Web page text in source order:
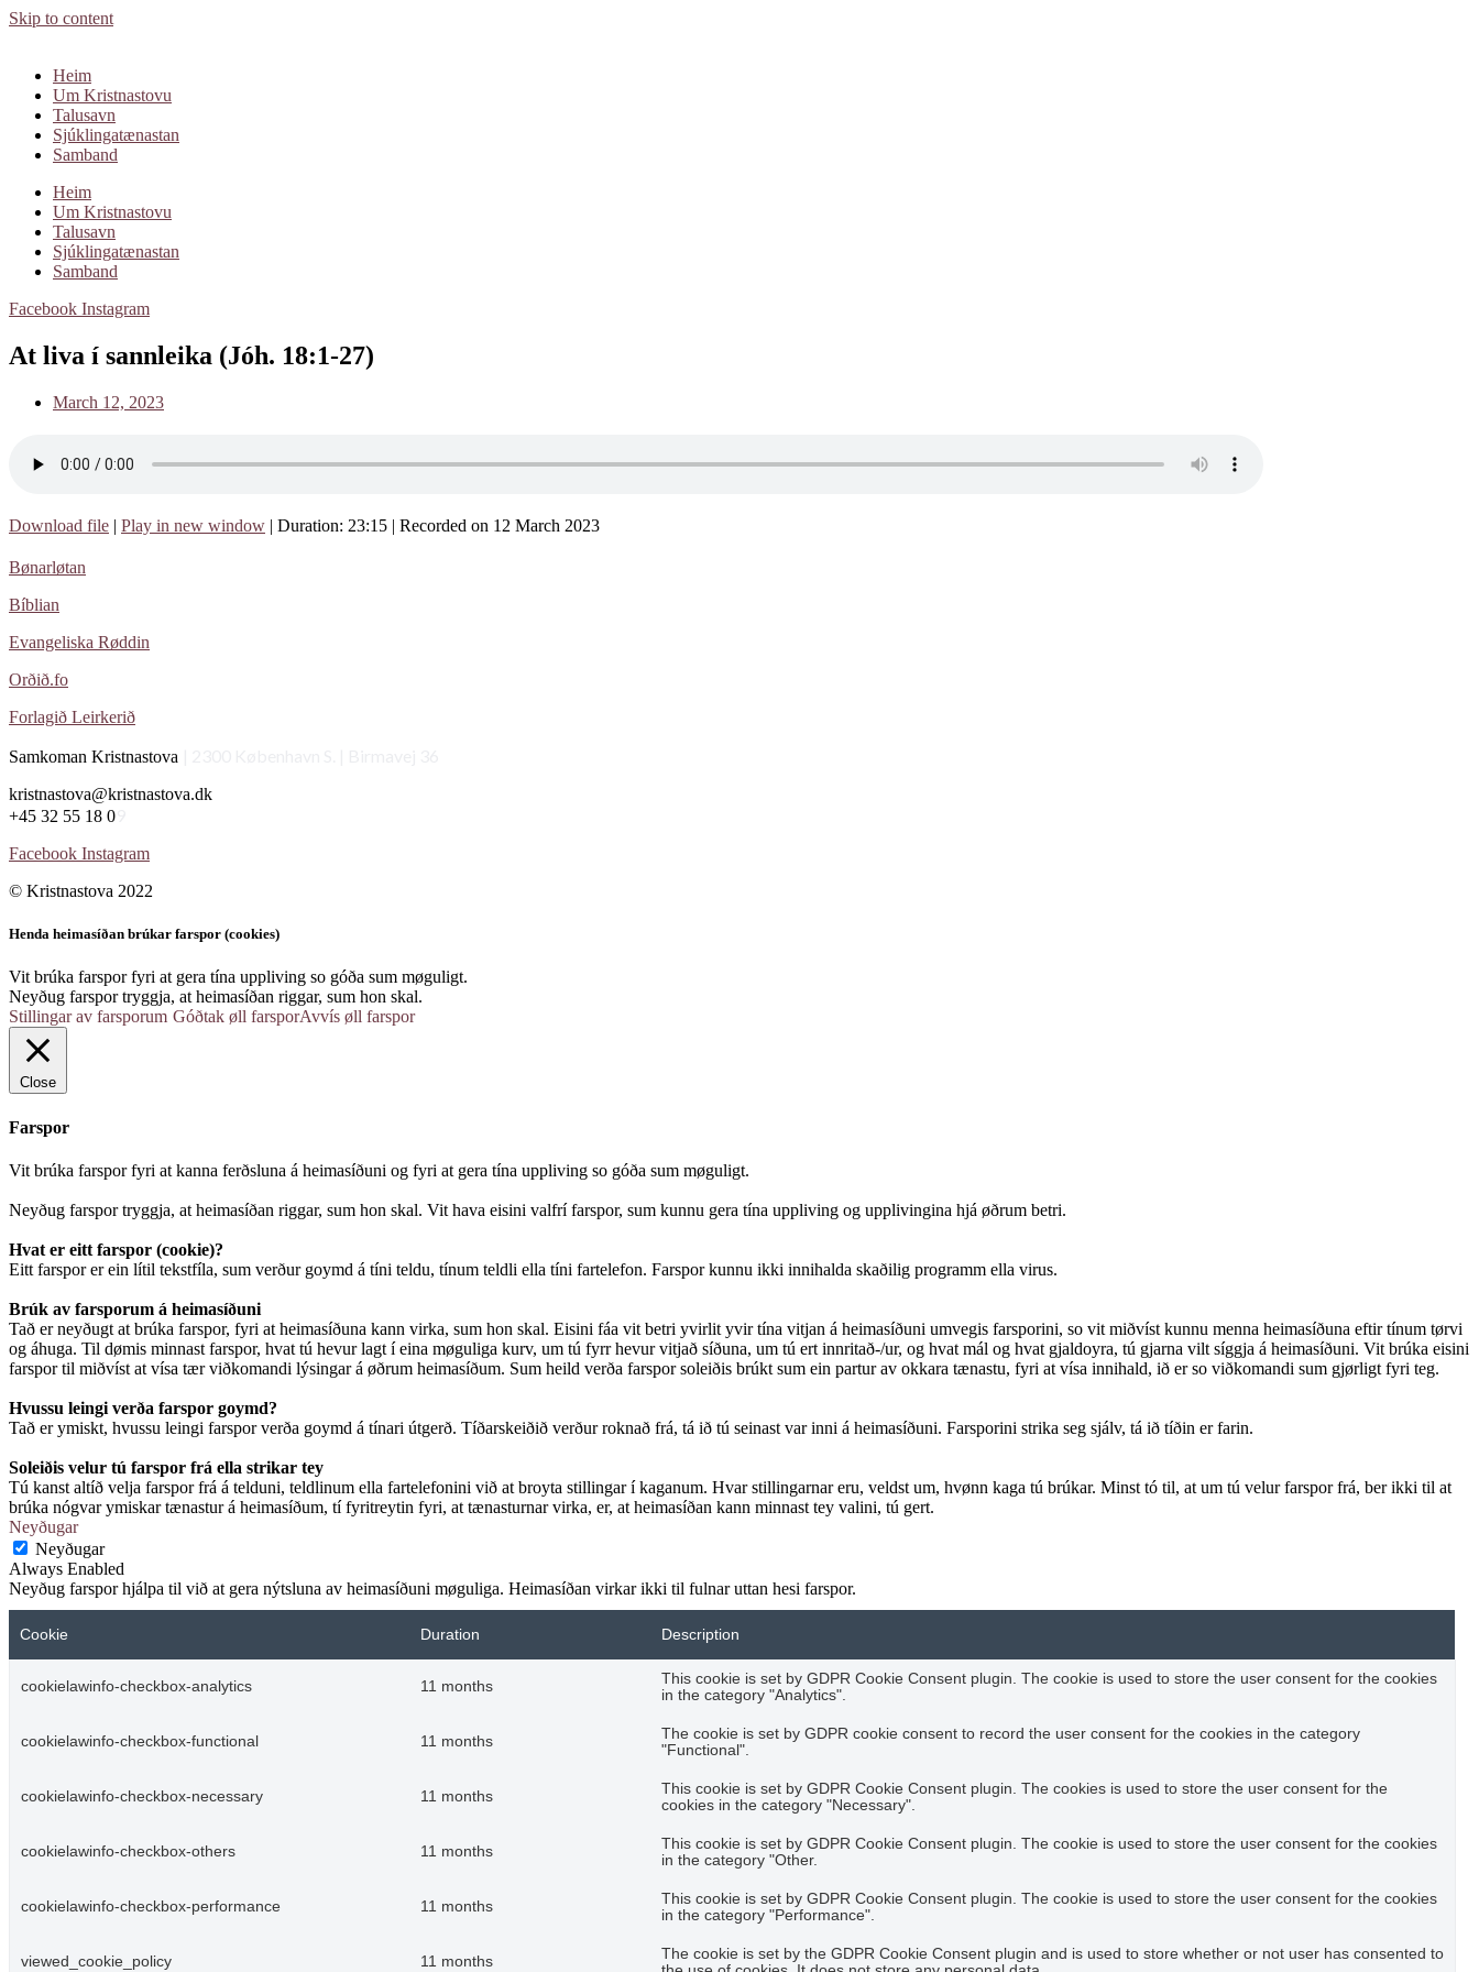
Skip to content
Heim
Um Kristnastovu
Talusavn
Sjúklingatænastan
Samband
Heim
Um Kristnastovu
Talusavn
Sjúklingatænastan
Samband
Facebook Instagram
At liva í sannleika (Jóh. 18:1-27)
March 12, 2023
Download file | Play in new window | Duration: 23:15 | Recorded on 12 March 2023
Bønarløtan
Bíblian
Evangeliska Røddin
Orðið.fo
Forlagið Leirkerið
Samkoman Kristnastova
kristnastova@kristnastova.dk
+45 32 55 18 0
Facebook Instagram
© Kristnastova 2022
Henda heimasíðan brúkar farspor (cookies)
Vit brúka farspor fyri at gera tína uppliving so góða sum møguligt.
Neyðug farspor tryggja, at heimasíðan riggar, sum hon skal.
Stillingar av farsporum Góðtak øll farsporAvvís øll farspor
Close
Farspor
Vit brúka farspor fyri at kanna ferðsluna á heimasíðuni og fyri at gera tína uppliving so góða sum møguligt.
Neyðug farspor tryggja, at heimasíðan riggar, sum hon skal. Vit hava eisini valfrí farspor, sum kunnu gera tína uppliving og upplivingina hjá øðrum betri.
Hvat er eitt farspor (cookie)?
Eitt farspor er ein lítil tekstfíla, sum verður goymd á tíni teldu, tínum teldli ella tíni fartelefon. Farspor kunnu ikki innihalda skaðilig programm ella virus.
Brúk av farsporum á heimasíðuni
Tað er neyðugt at brúka farspor, fyri at heimasíðuna kann virka, sum hon skal. Eisini fáa vit betri yvirlit yvir tína vitjan á heimasíðuni umvegis farsporini, so vit miðvíst kunnu menna heimasíðuna eftir tínum tørvi
og áhuga. Til dømis minnast farspor, hvat tú hevur lagt í eina møguliga kurv, um tú fyrr hevur vitjað síðuna, um tú ert innritað-/ur, og hvat mál og hvat gjaldoyra, tú gjarna vilt síggja á heimasíðuni. Vit brúka eisini
farspor til miðvíst at vísa tær viðkomandi lýsingar á øðrum heimasíðum. Sum heild verða farspor soleiðis brúkt sum ein partur av okkara tænastu, fyri at vísa innihald, ið er so viðkomandi sum gjørligt fyri teg.
Hvussu leingi verða farspor goymd?
Tað er ymiskt, hvussu leingi farspor verða goymd á tínari útgerð. Tíðarskeiðið verður roknað frá, tá ið tú seinast var inni á heimasíðuni. Farsporini strika seg sjálv, tá ið tíðin er farin.
Soleiðis velur tú farspor frá ella strikar tey
Tú kanst altíð velja farspor frá á telduni, teldlinum ella fartelefonini við at broyta stillingar í kaganum. Hvar stillingarnar eru, veldst um, hvønn kaga tú brúkar. Minst tó til, at um tú velur farspor frá, ber ikki til at
brúka nógvar ymiskar tænastur á heimasíðum, tí fyritreytin fyri, at tænasturnar virka, er, at heimasíðan kann minnast tey valini, tú gert.
Neyðugar
Neyðugar
Always Enabled
Neyðug farspor hjálpa til við at gera nýtsluna av heimasíðuni møguliga. Heimasíðan virkar ikki til fulnar uttan hesi farspor.
Cookie Duration Description
cookielawinfo-checkbox-analytics 11 months
This cookie is set by GDPR Cookie Consent plugin. The cookie is used to store the user consent for the cookies
in the category "Analytics".
cookielawinfo-checkbox-functional 11 months
The cookie is set by GDPR cookie consent to record the user consent for the cookies in the category
"Functional".
cookielawinfo-checkbox-necessary 11 months
This cookie is set by GDPR Cookie Consent plugin. The cookies is used to store the user consent for the
cookies in the category "Necessary".
cookielawinfo-checkbox-others 11 months
This cookie is set by GDPR Cookie Consent plugin. The cookie is used to store the user consent for the cookies
in the category "Other.
cookielawinfo-checkbox-performance 11 months
This cookie is set by GDPR Cookie Consent plugin. The cookie is used to store the user consent for the cookies
in the category "Performance".
viewed_cookie_policy 11 months
The cookie is set by the GDPR Cookie Consent plugin and is used to store whether or not user has consented to